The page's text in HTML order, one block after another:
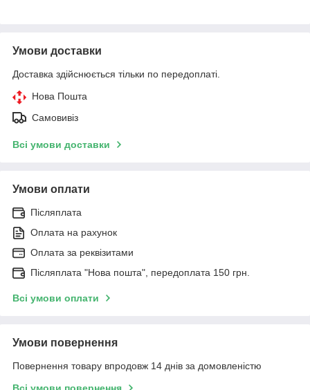
Умови доставки
Доставка здійснюється тільки по передоплаті.
Нова Пошта
Самовивіз
Всі умови доставки
Умови оплати
Післяплата
Оплата на рахунок
Оплата за реквізитами
Післяплата "Нова пошта", передоплата 150 грн.
Всі умови оплати
Умови повернення
Повернення товару впродовж 14 днів за домовленістю
Всі умови повернення